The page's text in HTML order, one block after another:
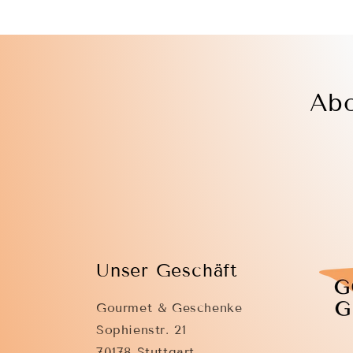
Unser Geschäft
Gourmet & Geschenke
Sophienstr. 21